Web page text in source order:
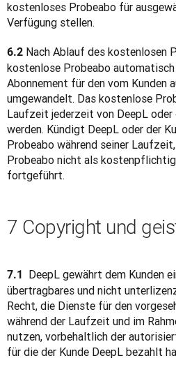
kostenloses Probeabo für
Verfügung stellen.
6.2 Nach Ablauf des kostenlosen
kostenlose Probeabo
Abonnement für den vom Kunden
umgewandelt. Das kostenlose
Laufzeit jederzeit von DeepL oder
werden. Kündigt DeepL oder der
Probeabo während seiner
Probeabo nicht als
fortgeführt.
7 Copyright und
7.1 DeepL gewährt dem Kunden
übertragbares und nicht
Recht, die Dienste für den
während der Laufzeit und im
nutzen, vorbehaltlich der
für die der Kunde DeepL bezahlt